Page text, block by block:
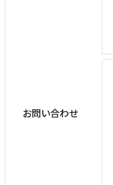
お問い合わせ